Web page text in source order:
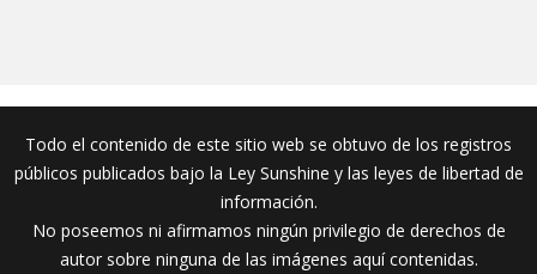
Todo el contenido de este sitio web se obtuvo de los registros
públicos publicados bajo la Ley Sunshine y las leyes de libertad de
información.
No poseemos ni afirmamos ningún privilegio de derechos de
autor sobre ninguna de las imágenes aquí contenidas.